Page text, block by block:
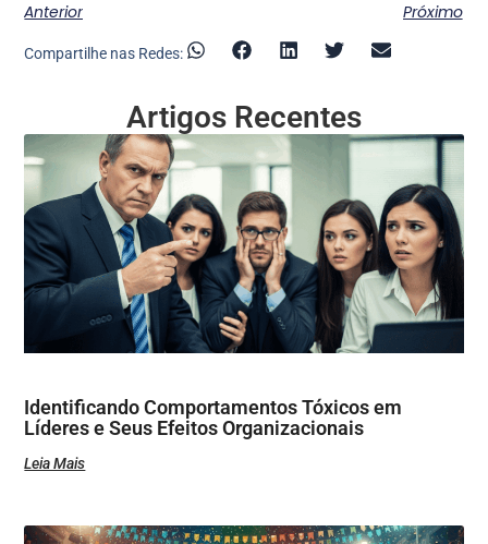
Anterior Próximo
Compartilhe nas Redes:
Artigos Recentes
Identificando Comportamentos Tóxicos em
Líderes e Seus Efeitos Organizacionais
Leia Mais